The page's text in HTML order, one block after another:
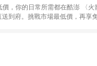
，你的日常所需都在酷澎 〈
到府。挑戰市場最低價，再享